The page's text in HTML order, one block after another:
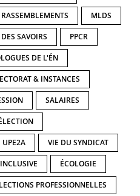
MLDS
SAVOIRS PPCR
DE L'ÉN
& INSTANCES
SALAIRES
UPE2A VIE DU SYNDICAT
ÉCOLOGIE
PROFESSIONNELLES